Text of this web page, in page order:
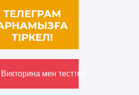
Викторина мен тесттер